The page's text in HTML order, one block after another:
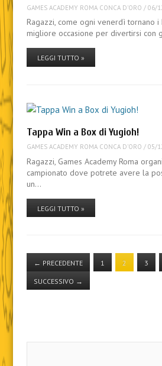
GAMES ACADEMY ROMA CONCA D'ORO / 06/
Ragazzi, come ogni venerdì tornano i
migliore occasione per divertirsi con
LEGGI TUTTO »
Tappa Win a Box di Yugioh!
GAMES ACADEMY ROMA CONCA D'ORO / 05/
Ragazzi, Games Academy Roma
campionato dove potrete avere la
un…
LEGGI TUTTO »
← PRECEDENTE 1 2 3
SUCCESSIVO →